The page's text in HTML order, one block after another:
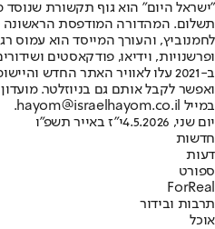
"ישראל היום" הוא גוף תקשורת שנוסד
ופרשנויות, וידיאו, פודקאסטים
ב-2021 עלו לאוויר האתר
ואפשר לקבל אותם גם בניוזלטר.
במייל hayom@israelhayom.co.il.
יום שני, 4.5.2026
י"ז באייר תשפ"ו
חדשות
דעות
ספורט
ForReal
תרבות ובידור
אוכל